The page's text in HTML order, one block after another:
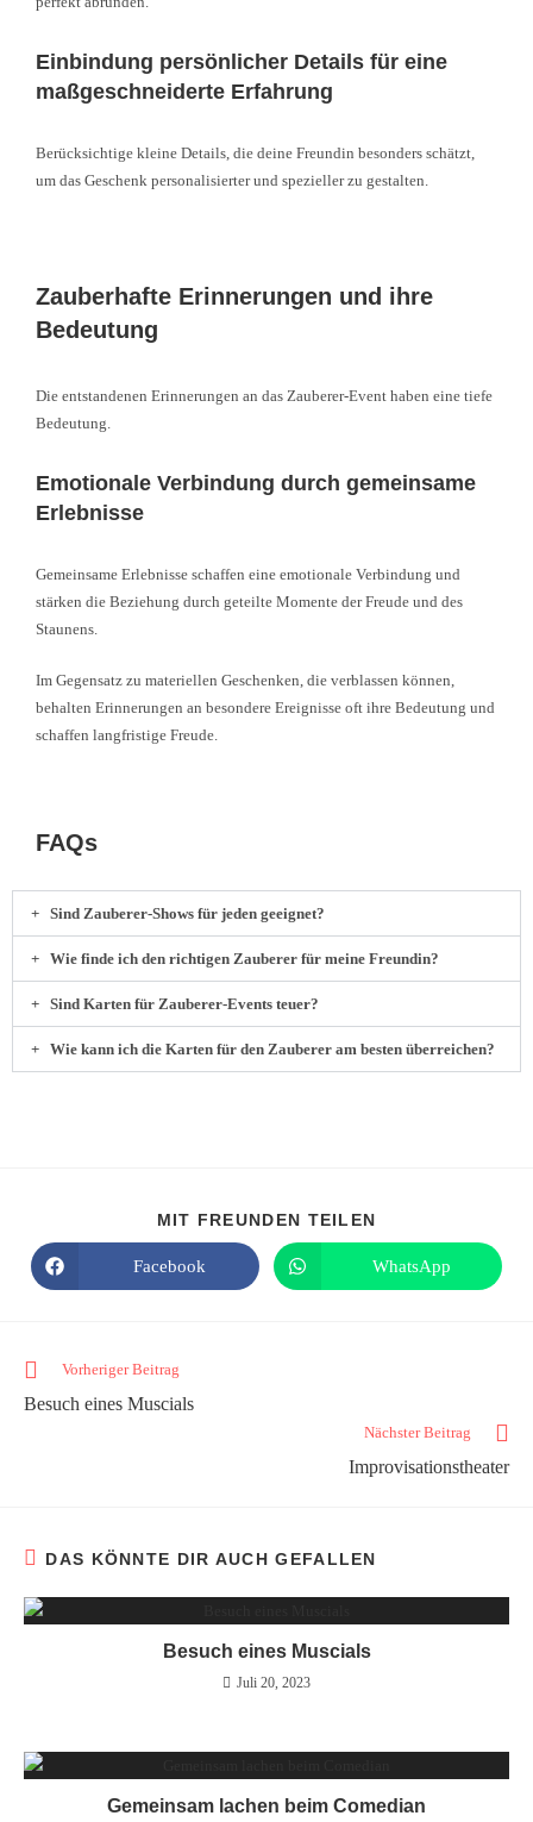
Einbindung persönlicher Details für eine
maßgeschneiderte Erfahrung
Berücksichtige kleine Details, die deine Freundin besonders schätzt,
um das Geschenk personalisierter und spezieller zu gestalten.
Zauberhafte Erinnerungen und ihre
Bedeutung
Die entstandenen Erinnerungen an das Zauberer-Event haben eine tiefe
Bedeutung.
Emotionale Verbindung durch gemeinsame
Erlebnisse
Gemeinsame Erlebnisse schaffen eine emotionale Verbindung und
stärken die Beziehung durch geteilte Momente der Freude und des
Staunens.
Im Gegensatz zu materiellen Geschenken, die verblassen können,
behalten Erinnerungen an besondere Ereignisse oft ihre Bedeutung und
schaffen langfristige Freude.
FAQs
Sind Zauberer-Shows für jeden geeignet?
Wie finde ich den richtigen Zauberer für meine Freundin?
Sind Karten für Zauberer-Events teuer?
Wie kann ich die Karten für den Zauberer am besten überreichen?
MIT FREUNDEN TEILEN
Facebook WhatsApp
Vorheriger Beitrag
Besuch eines Muscials
Nächster Beitrag
Improvisationstheater
DAS KÖNNTE DIR AUCH GEFALLEN
Besuch eines Muscials
Juli 20, 2023
Gemeinsam lachen beim Comedian